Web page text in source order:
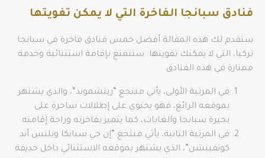
فنادق سبانجا الفاخرة التي لا يمكن تفويتها
ستقدم لك هذه المقالة أفضل خمس فنادق فاخرة في سبانجا
تركيا، التي لا يمكنك تفويتها. ستتمتع بإقامة استثنائية وخدمة
ممتازة في هذه الفنادق.
في المرتبة الأولى، يأتي منتجع “ريتشموند”، والذي يشتهر
بموقعه الرائع، فهو يحتوي على إطلالات ساحرة على
بحيرة سبانجا والغابات، كما يتميز بفاخرته وراحة إقامته.
في المرتبة الثانية، يأتي منتجع “إن جي سبانكا ويلنس أند
كونفينشن”، الذي يشتهر بموقعه الاستثنائي داخل حديقة